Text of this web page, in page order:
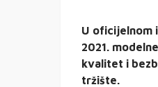
U oficijelnom
2021.
kvalitet i
tržište.